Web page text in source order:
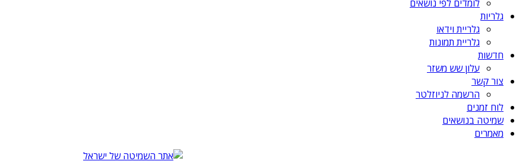
לומדים לפי נושאים
גלריות
גלריית וידאו
גלריית תמונות
חדשות
עלון שש משזר
צור קשר
הרשמה לניוזלטר
לוח זמנים
שמיטה בנושאים
מאמרים